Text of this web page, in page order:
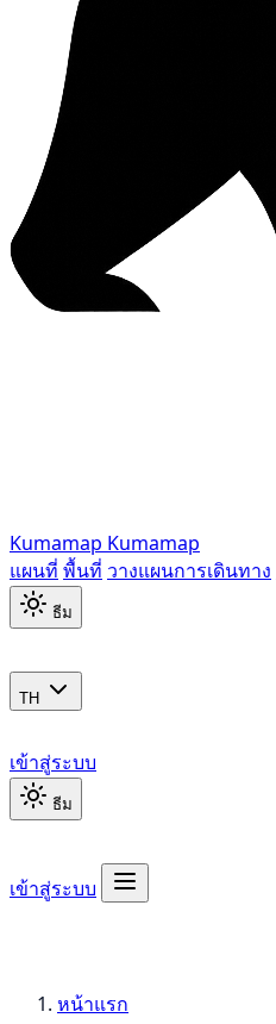
Kumamap Kumamap
แผนที่ พื้นที่ วางแผนการเดินทาง
ธีม
TH
เข้าสู่ระบบ
ธีม
เข้าสู่ระบบ
หน้าแรก